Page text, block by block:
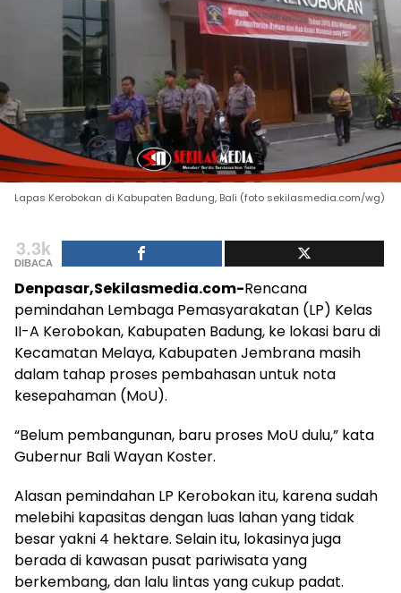
Lapas Kerobokan di Kabupaten Badung, Bali (foto sekilasmedia.com/wg)
3.3k
DIBACA
Denpasar,Sekilasmedia.com-Rencana
pemindahan Lembaga Pemasyarakatan (LP) Kelas
II-A Kerobokan, Kabupaten Badung, ke lokasi baru di
Kecamatan Melaya, Kabupaten Jembrana masih
dalam tahap proses pembahasan untuk nota
kesepahaman (MoU).
“Belum pembangunan, baru proses MoU dulu,” kata
Gubernur Bali Wayan Koster.
Alasan pemindahan LP Kerobokan itu, karena sudah
melebihi kapasitas dengan luas lahan yang tidak
besar yakni 4 hektare. Selain itu, lokasinya juga
berada di kawasan pusat pariwisata yang
berkembang, dan lalu lintas yang cukup padat.